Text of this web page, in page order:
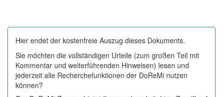
Hier endet der kostenfreie Auszug dieses Dokuments.
Sie möchten die vollständigen Urteile (zum großen Teil mit
Kommentar und weiterführenden Hinweisen) lesen und
jederzeit alle Recherchefunktionen der DoReMi nutzen
können?